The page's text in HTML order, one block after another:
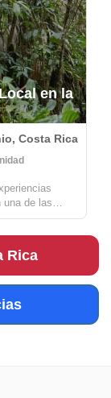
en la
Costa Rica
una de las
todo sobre
Rica